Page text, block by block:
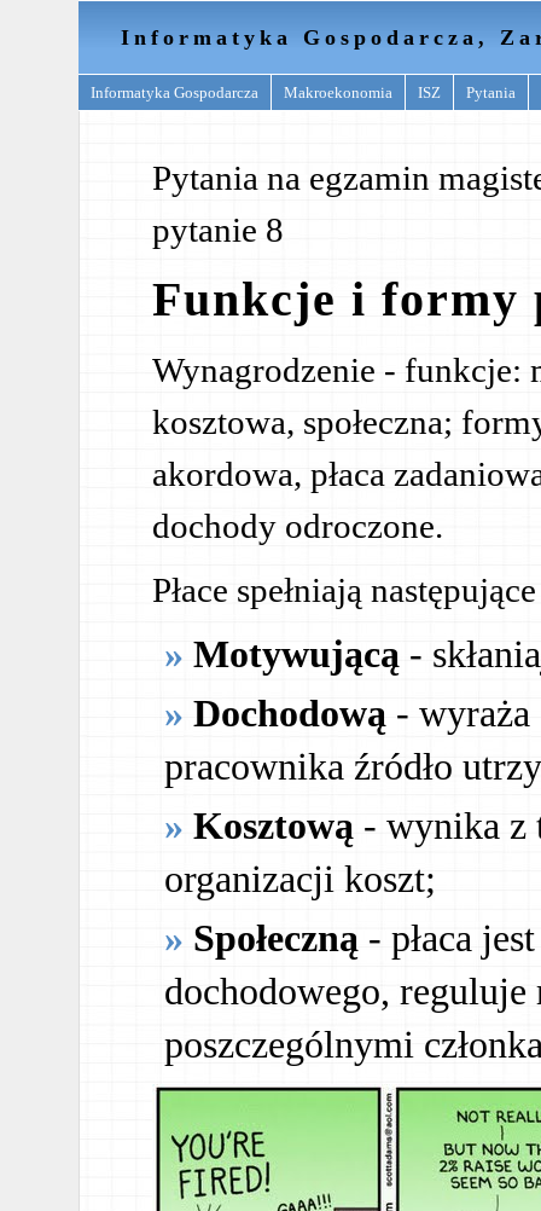
Informatyka Gospodarcza,
Informatyka Gospodarcza Makroekonomia ISZ Pytania
Pytania na egzamin
pytanie 8
Funkcje i formy
Wynagrodzenie - funkcje:
kosztowa, społeczna;
akordowa, płaca
dochody odroczone.
Płace spełniają
Motywującą -
Dochodową - wyraża
pracownika źródło
Kosztową - wynika z
organizacji koszt;
Społeczną - płaca
dochodowego, reguluje
poszczególnymi